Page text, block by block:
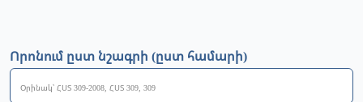
Որոնում ըստ նշագրի (ըստ համարի)